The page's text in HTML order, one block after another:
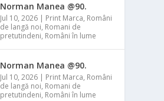
Norman Manea @90.
Jul 10, 2026 | Print Marca, Români
de langă noi, Romani de
pretutindeni, Români în lume
Norman Manea @90.
Jul 10, 2026 | Print Marca, Români
de langă noi, Romani de
pretutindeni, Români în lume